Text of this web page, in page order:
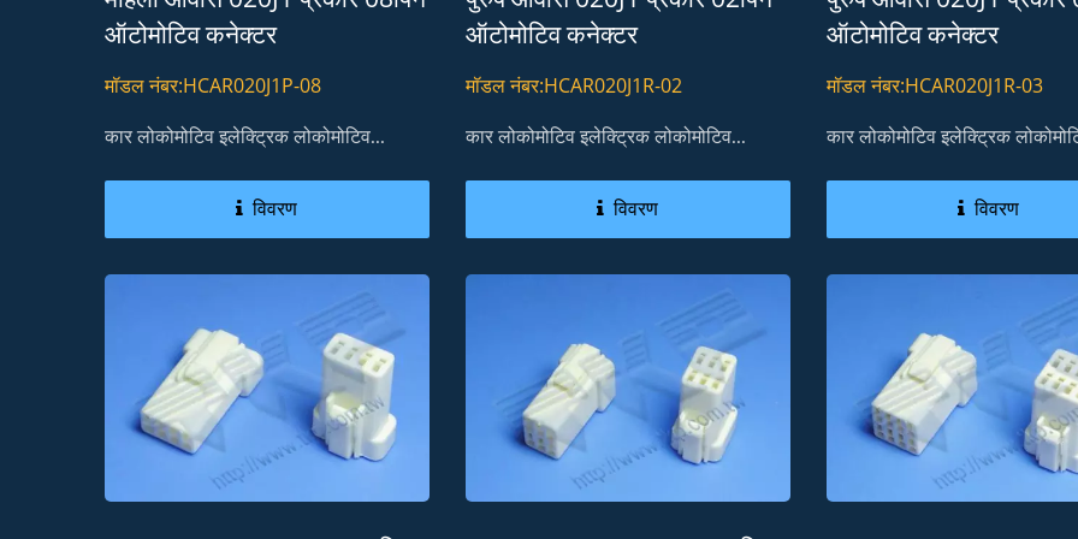
ऑटोमोटिव कनेक्टर
मॉडल नंबर:HCAR020J1P-08
कार लोकोमोटिव इलेक्ट्रिक लोकोमोटिव...
विवरण
ऑटोमोटिव कनेक्टर
मॉडल नंबर:HCAR020J1R-02
कार लोकोमोटिव इलेक्ट्रिक लोकोमोटिव...
विवरण
ऑटोमोटिव कनेक्टर
मॉडल नंबर:HCAR020J1R-03
कार लोकोमोटिव इलेक्ट्रिक
विवरण